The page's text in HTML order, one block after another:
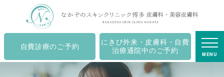
自費診療のご予約
にきび外来・皮膚科・自費
治療通院中のご予約
MENU
ヘアケア｜キャナルシティ博多の皮膚科・美容皮膚科・
ニキビ治療 - なかぞのスキンクリニック博多